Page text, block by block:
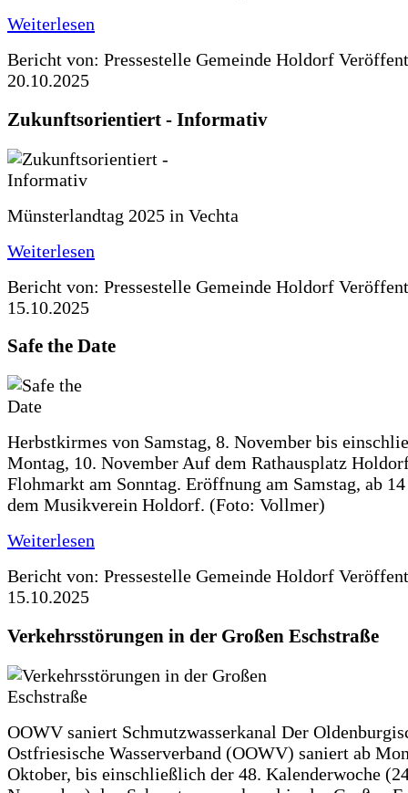
Weiterlesen
Bericht von: Pressestelle Gemeinde Holdorf
20.10.2025
Zukunftsorientiert - Informativ
Münsterlandtag 2025 in Vechta
Weiterlesen
Bericht von: Pressestelle Gemeinde Holdorf
15.10.2025
Safe the Date
Herbstkirmes von Samstag, 8. November bis
Montag, 10. November Auf dem Rathausplatz
Flohmarkt am Sonntag. Eröffnung am Samstag, ab
dem Musikverein Holdorf. (Foto: Vollmer)
Weiterlesen
Bericht von: Pressestelle Gemeinde Holdorf
15.10.2025
Verkehrsstörungen in der Großen Eschstraße
OOWV saniert Schmutzwasserkanal Der
Ostfriesische Wasserverband (OOWV) saniert ab
Oktober, bis einschließlich der 48. Kalenderwoche